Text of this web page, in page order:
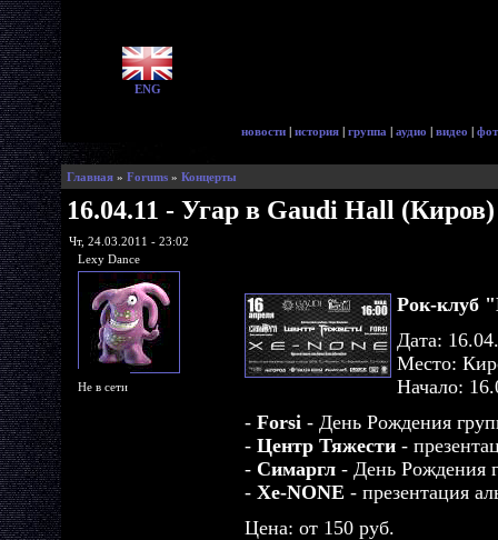
ENG
новости | история | группа | аудио | видео |
Главная » Forums » Концерты
16.04.11 - Угар в Gaudi Hall (Киров)
Чт, 24.03.2011 - 23:02
Lexy Dance
Не в сети
Рок-клуб
Дата:
Место:
Начало:
- Forsi - День Рождения
- Центр Тяжести -
- Симаргл - День Рождения
- Xe-NONE - презентация
Цена: от 150 руб.